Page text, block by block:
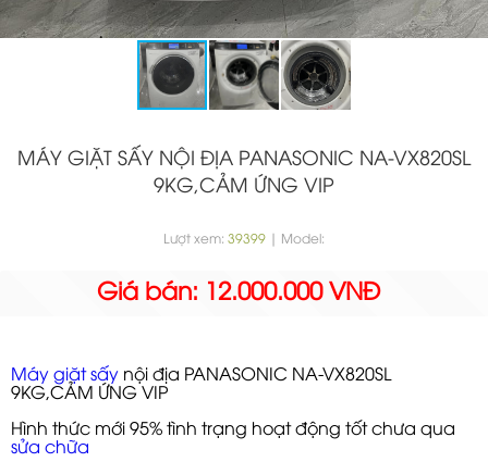
MÁY GIẶT SẤY NỘI ĐỊA PANASONIC NA-VX820SL
9KG,CẢM ỨNG VIP
Lượt xem: 39399 | Model:
Giá bán: 12.000.000 VNĐ
Máy giặt sấy nội địa PANASONIC NA-VX820SL
9KG,CẢM ỨNG VIP
Hình thức mới 95% tình trạng hoạt động tốt chưa qua
sửa chữa